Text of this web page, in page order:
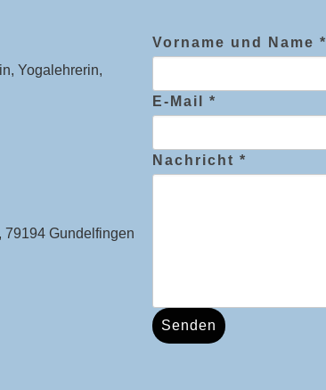
Yogalehrerin,
79194 Gundelfingen
Vorname und Name *
E-Mail *
Nachricht *